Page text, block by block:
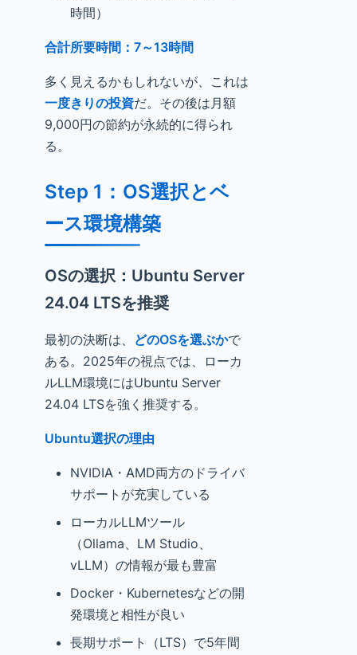
時間）
合計所要時間：7～13時間
多く見えるかもしれないが、これは
一度きりの投資だ。その後は月額
9,000円の節約が永続的に得られ
る。
Step 1：OS選択とベ
ース環境構築
OSの選択：Ubuntu Server
24.04 LTSを推奨
最初の決断は、 どのOSを選ぶかで
ある。2025年の視点では、ローカ
ルLLM環境にはUbuntu Server
24.04 LTSを強く推奨する。
Ubuntu選択の理由
NVIDIA・AMD両方のドライバ
サポートが充実している
ローカルLLMツール
（Ollama、LM Studio、
vLLM）の情報が最も豊富
Docker・Kubernetesなどの開
発環境と相性が良い
長期サポート（LTS）で5年間